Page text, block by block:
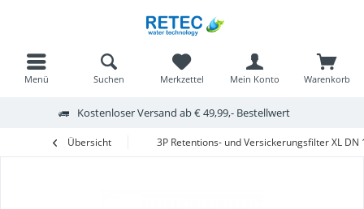
Kostenloser Versand ab € 49,99,- Bestellwert
Menü Warenkorb
Merkzettel Mein Konto
Suchen
Übersicht 3P Retentions- und Versickerungsfilter XL